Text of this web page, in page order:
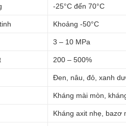
-25°C đến 70°C
Khoảng -50°C
3 – 10 MPa
200 – 500%
Đen, nâu, đỏ, xanh
Kháng mài mòn,
Kháng axit nhẹ, bazơ